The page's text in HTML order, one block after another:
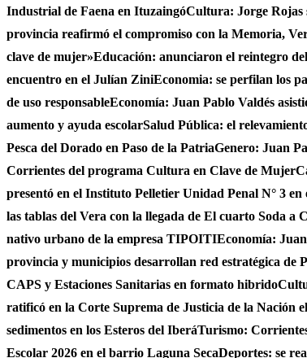
Industrial de Faena en ItuzaingóCultura: Jorge Rojas
provincia reafirmó el compromiso con la Memoria,
clave de mujer»Educación: anunciaron el reintegro
encuentro en el Julían ZiniEconomia: se perfilan los
de uso responsableEconomía: Juan Pablo Valdés
aumento y ayuda escolarSalud Pública: el
Pesca del Dorado en Paso de la PatriaGenero: Juan
Corrientes del programa Cultura en Clave de Mujer
presentó en el Instituto Pelletier Unidad Penal N° 3
las tablas del Vera con la llegada de El cuarto Soda
nativo urbano de la empresa TIPOITIEconomía:
provincia y municipios desarrollan red estratégica de
CAPS y Estaciones Sanitarias en formato hibrido
ratificó en la Corte Suprema de Justicia de la Nación
sedimentos en los Esteros del IberáTurismo:
Escolar 2026 en el barrio Laguna SecaDeportes: se